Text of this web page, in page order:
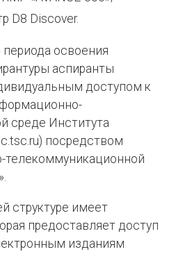
D8 Discover.
периода освоения
аспиранты
доступом к
среде Института
посредством
структуре имеет
предоставляет доступ
изданиям